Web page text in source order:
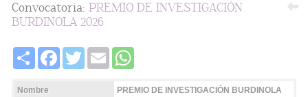
Convocatoria: PREMIO DE INVESTIGACIÓN
BURDINOLA 2026
Share FacebookTwitter Email
Nombre
PREMIO DE INVESTIGACIÓN BURDINOLA